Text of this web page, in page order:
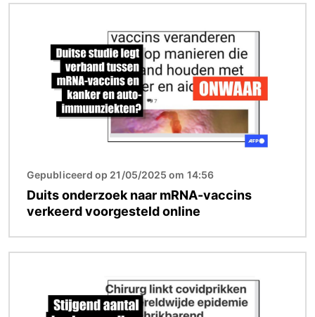
Gepubliceerd op 21/05/2025 om 14:56
Duits onderzoek naar mRNA-vaccins
verkeerd voorgesteld online